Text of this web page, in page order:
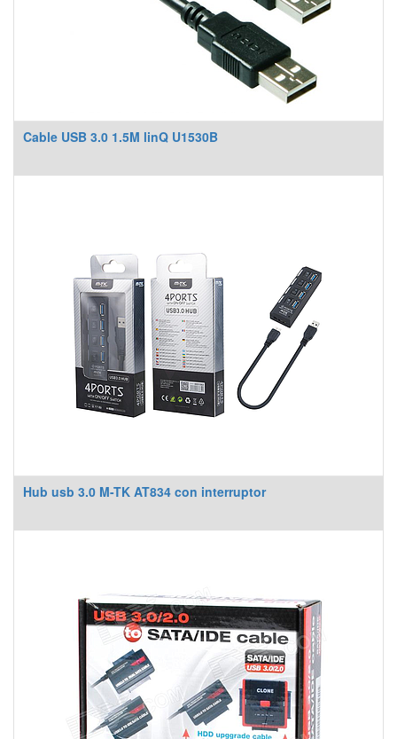
Cable USB 3.0 1.5M linQ U1530B
Hub usb 3.0 M-TK AT834 con interruptor